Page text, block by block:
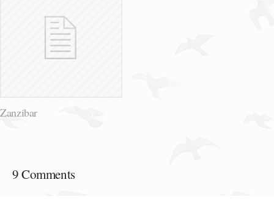
Zanzibar
9 Comments